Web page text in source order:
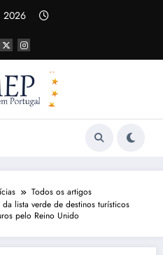
2026
Todos os artigos
lista verde de destinos turísticos
pelo Reino Unido